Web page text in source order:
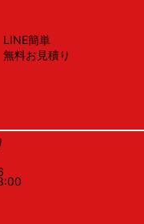
LINE簡単
無料お見積り